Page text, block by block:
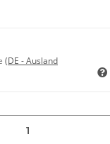
(DE - Ausland